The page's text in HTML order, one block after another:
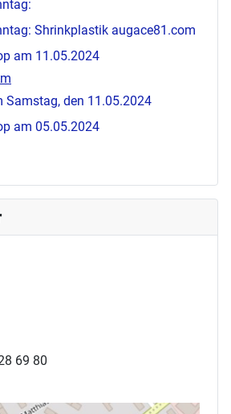
Shrinkplastik augace81.com
am 11.05.2024
Samstag, den 11.05.2024
am 05.05.2024
69 80